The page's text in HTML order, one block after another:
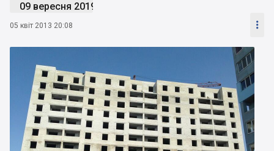
09 вересня 2019
05 квіт 2013 20:08 